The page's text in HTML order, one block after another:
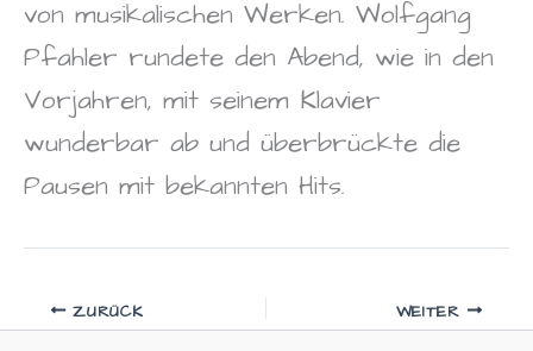
von musikalischen Werken. Wolfgang
Pfahler rundete den Abend, wie in den
Vorjahren, mit seinem Klavier
wunderbar ab und überbrückte die
Pausen mit bekannten Hits.
ZURÜCK WEITER